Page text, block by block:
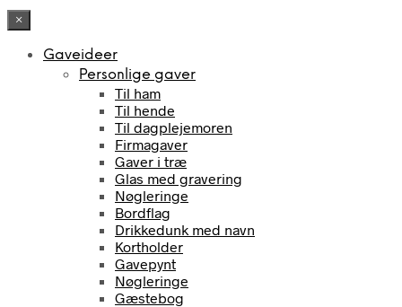
×
Gaveideer
Personlige gaver
Til ham
Til hende
Til dagplejemoren
Firmagaver
Gaver i træ
Glas med gravering
Nøgleringe
Bordflag
Drikkedunk med navn
Kortholder
Gavepynt
Nøgleringe
Gæstebog